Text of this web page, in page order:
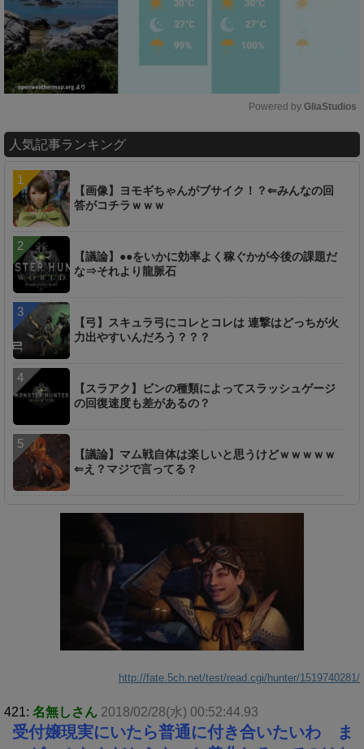
u
e
Powered by GliaStudios
人気記事ランキング
【画像】ヨモギちゃんがブサイク！？⇐みんなの回
答がコチラｗｗｗ
【議論】●●をいかに効率よく稼ぐかが今後の課題だ
な⇒それより龍脈石
【弓】スキュラ弓にコレとコレは 連撃はどっちが火
力出やすいんだろう？？？
【スラアク】ビンの種類によってスラッシュゲージ
の回復速度も差があるの？
【議論】マム戦自体は楽しいと思うけどｗｗｗｗｗ
⇐え？マジで言ってる？
http://fate.5ch.net/test/read.cgi/hunter/1519740281/
421: 名無しさん 2018/02/28(水) 00:52:44.93
受付嬢現実にいたら普通に付き合いたいわ ま